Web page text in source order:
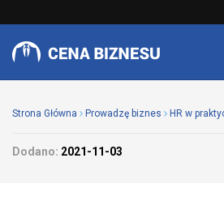
Strona Główna Prowadzę biznes HR w
Dodano: 2021-11-03